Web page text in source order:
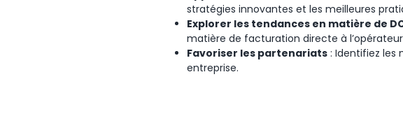
stratégies innovantes et les meilleures
Explorer les tendances en matière de
matière de facturation directe à
Favoriser les partenariats : Identifiez les
entreprise.